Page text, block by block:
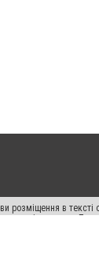
розміщення в
в якості джерела.